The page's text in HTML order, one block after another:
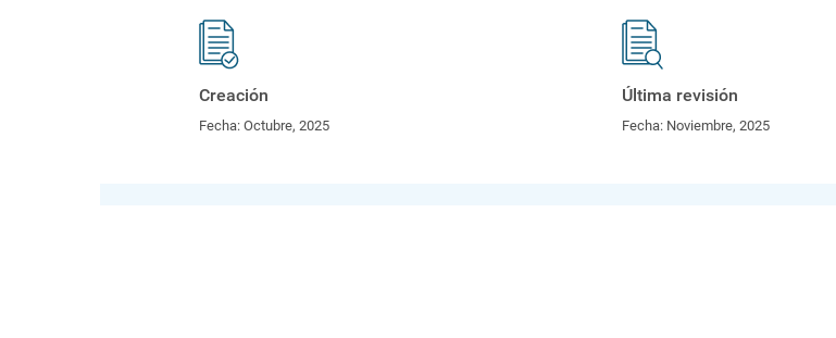
Creación
Fecha:Octubre, 2025
Última revisión
Fecha: Noviembre, 2025